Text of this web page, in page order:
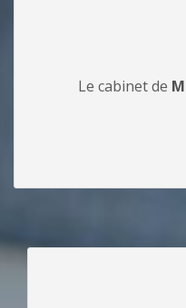
Le cabinet de